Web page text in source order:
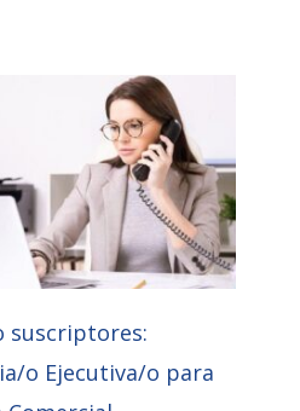
suscriptores:
o Ejecutiva/o para